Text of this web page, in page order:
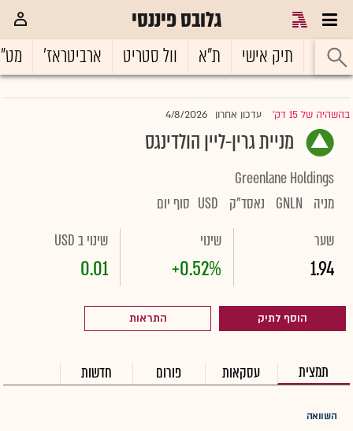
גלובס פיננסי
ראשי תיק אישי ת"א וול סטריט ארביטראז'
בהשהיה של 15 דק' |עדכון אחרון 4/8/2026
מניית גרין-ליין הולדינגס
Greenlane Holdings
מניה
GNLN נאסד"ק USD סוף יום
שער
1.94
שינוי
+0.52%
שינוי ב USD
0.01
הוסף לתיק התראות
תמצית עסקאות פורום חדשות
השוואה